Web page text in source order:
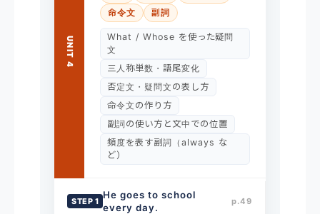
UNIT 4
命令文
副詞
What / Whose を使った疑問
文
三人称単数・語尾変化
否定文・疑問文の表し方
命令文の作り方
副詞の使い方と文中での位置
頻度を表す副詞（always な
ど）
STEP 1
He goes to school
every day.
p.49